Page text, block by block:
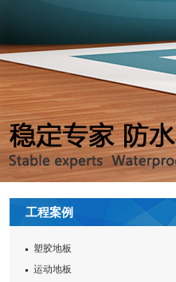
工程案例
塑胶地板
运动地板